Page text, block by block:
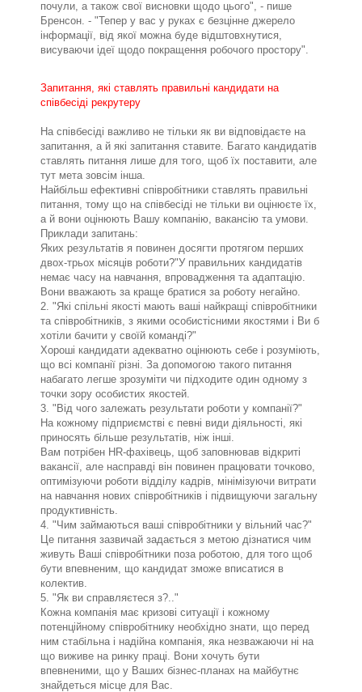
почули, а також свої висновки щодо цього", - пише
Бренсон. - "Тепер у вас у руках є безцінне джерело
інформації, від якої можна буде відштовхнутися,
висуваючи ідеї щодо покращення робочого простору".
Запитання, які ставлять правильні кандидати на
співбесіді рекрутеру
На співбесіді важливо не тільки як ви відповідаєте на
запитання, а й які запитання ставите. Багато кандидатів
ставлять питання лише для того, щоб їх поставити, але
тут мета зовсім інша.
Найбільш ефективні співробітники ставлять правильні
питання, тому що на співбесіді не тільки ви оцінюєте їх,
а й вони оцінюють Вашу компанію, вакансію та умови.
Приклади запитань:
Яких результатів я повинен досягти протягом перших
двох-трьох місяців роботи?"У правильних кандидатів
немає часу на навчання, впровадження та адаптацію.
Вони вважають за краще братися за роботу негайно.
2. "Які спільні якості мають ваші найкращі співробітники
та співробітників, з якими особистісними якостями і Ви б
хотіли бачити у своїй команді?"
Хороші кандидати адекватно оцінюють себе і розуміють,
що всі компанії різні. За допомогою такого питання
набагато легше зрозуміти чи підходите один одному з
точки зору особистих якостей.
3. "Від чого залежать результати роботи у компанії?"
На кожному підприємстві є певні види діяльності, які
приносять більше результатів, ніж інші.
Вам потрібен HR-фахівець, щоб заповнював відкриті
вакансії, але насправді він повинен працювати точково,
оптимізуючи роботи відділу кадрів, мінімізуючи витрати
на навчання нових співробітників і підвищуючи загальну
продуктивність.
4. "Чим займаються ваші співробітники у вільний час?"
Це питання зазвичай задається з метою дізнатися чим
живуть Ваші співробітники поза роботою, для того щоб
бути впевненим, що кандидат зможе вписатися в
колектив.
5. "Як ви справляєтеся з?.."
Кожна компанія має кризові ситуації і кожному
потенційному співробітнику необхідно знати, що перед
ним стабільна і надійна компанія, яка незважаючи ні на
що виживе на ринку праці. Вони хочуть бути
впевненими, що у Ваших бізнес-планах на майбутнє
знайдеться місце для Вас.